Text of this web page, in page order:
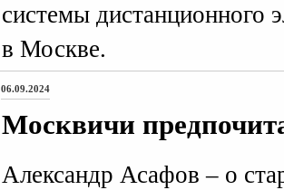
системы дистанционного
в Москве.
06.09.2024
Москвичи
Александр Асафов – о